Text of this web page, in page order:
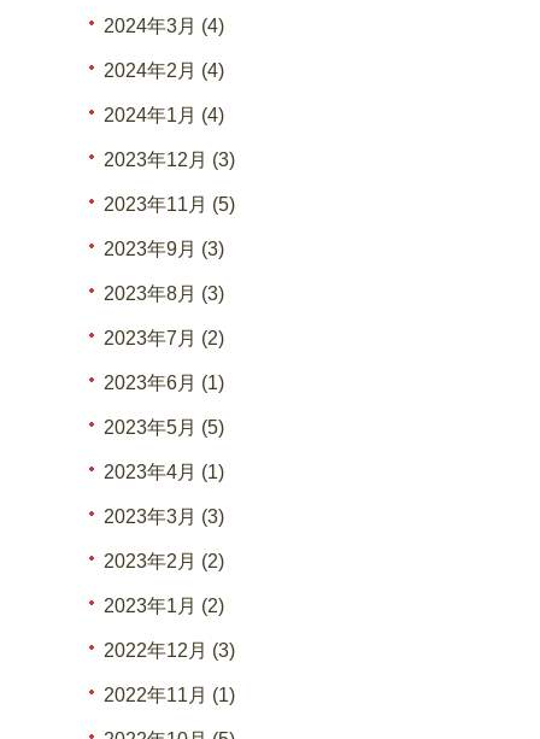
2024年3月 (4)
2024年2月 (4)
2024年1月 (4)
2023年12月 (3)
2023年11月 (5)
2023年9月 (3)
2023年8月 (3)
2023年7月 (2)
2023年6月 (1)
2023年5月 (5)
2023年4月 (1)
2023年3月 (3)
2023年2月 (2)
2023年1月 (2)
2022年12月 (3)
2022年11月 (1)